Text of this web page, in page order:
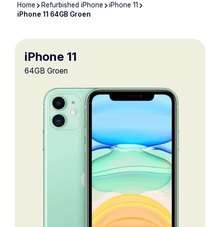
Home Refurbished iPhone
iPhone 11
iPhone 11 64GB Groen
iPhone 11
64GB Groen